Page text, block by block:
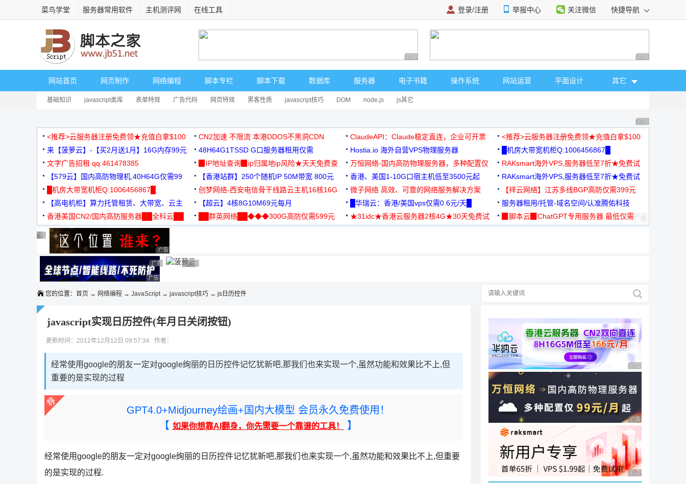
菜鸟学堂 服务器常用软件 主机测评网 在线工具 登录/注册 举报中心 关注微信 快捷导航
广告 商业广告，理性选择 广告 商业广告，理
网站首页 网页制作 网络编程 脚本专栏 脚本下载 数据库 服务器 电子书籍 操作系统 网站运营 平面设计 其它
基础知识 javascript类库 表单特效 广告代码 网页特效 黑客性质 javascript技巧 DOM node.js js其它
广告 商业广告，理
<推荐>云服务器注册免费领★充值白拿$100 CN2加速 不限流 本港DDOS不黑洞CDN ClaudeAPI：Claude稳定直连，企业可开票
<推荐>云服务器注册免费领★充值白拿$100
来【菠萝云】-【买2月送1月】16G内存99元
48H64G1TSSD G口服务器租用仅需
3000+可免费测试
Hostia.io 海外自营VPS物理服务器
█机房大带宽机柜Q:1006456867█
文字广告招租 qq:461478385
▉IP地址查询▉ip归属地ip风险★天天免费查
万恒网络-国内高防物理服务器，多种配置仅
99元/月起
RAKsmart海外VPS,服务器低至7折★免费试
用★
【579云】国内高防物理机,40H64G仅需99
元
【香港站群】250个随机IP 50M带宽 800元 香港、美国1-10G口宿主机低至3500元起
RAKsmart海外VPS,服务器低至7折★免费试
用★
█机房大带宽机柜Q:1006456867█
创梦网络-西安电信骨干线路云主机16核16G
88元/月
微子网络 高效、可靠的网络服务解决方案
【祥云网络】江苏多线BGP高防仅需399元
【高电机柜】算力托管租赁、大带宽、云主
机
【超云】4核8G10M69元每月 █华瑞云：香港/美国vps仅需0.6元/天█
服务器租用/托管-域名空间/认准腾佑科技
香港美国CN2/国内高防服务器██全科云██
██群英网络██◆◆◆300G高防仅需599元
★31idc★香港云服务器2核4G★30天免费试
▉脚本云▉ChatGPT专用服务器 最低仅需
广告 商业广告，理性选择
广告 商业广告，理性选择
广告 商业广告，理性选择
广告 商业广告，理性选择
广告 商业广告，理性选择
广告 商业广告，理性选择
广告 商业广告，理性选择
广告 商业广告，理性选择广告 商业广告，理性选择
广告 商业广告，理性选择
您的位置： 首页 → 网络编程 → JavaScript→ javascript技巧 → js日历控件
javascript实现日历控件(年月日关闭按钮)
更新时间：2012年12月12日 09:57:34 作者：
经常使用google的朋友一定对google绚丽的日历控件记忆犹新吧,那我们也来实现一个,虽然功能和效果比不上,但
重要的是实现的过程
GPT4.0+Midjourney绘画+国内大模型 会员永久免费使用！
【 如果你想靠AI翻身，你先需要一个靠谱的工具！ 】
经常使用google的朋友一定对google绚丽的日历控件记忆犹新吧,那我们也来实现一个,虽然功能和效果比不上,但重要
的是实现的过程.
广告 商业广告，理性
广告 商业广告，理性
广告 商业广告，理性